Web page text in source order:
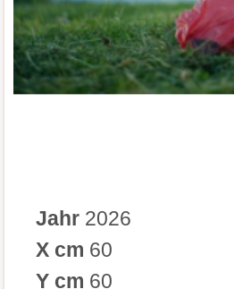
Jahr 2026
X cm 60
Y cm 60